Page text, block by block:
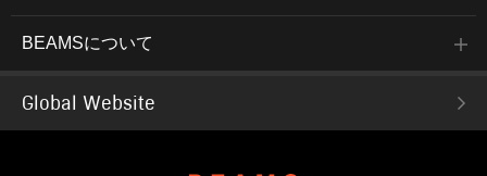
BEAMSについて
Global Website